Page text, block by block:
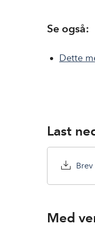
Se også:
Dette
Last
Med